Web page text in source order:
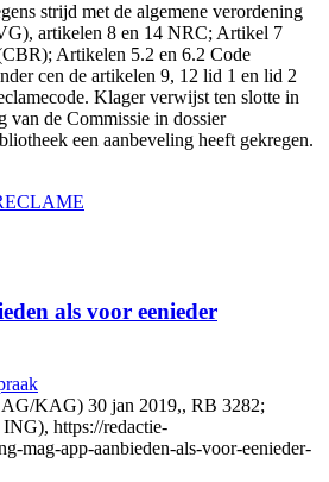
strijd met de algemene verordening
artikelen 8 en 14 NRC; Artikel 7
Artikelen 5.2 en 6.2 Code
cen de artikelen 9, 12 lid 1 en lid 2
Klager verwijst ten slotte in
van de Commissie in dossier
een aanbeveling heeft gekregen.
als voor eenieder
KAG) 30 jan 2019,, RB 3282;
https://redactie-
mag-app-aanbieden-als-voor-eenieder-